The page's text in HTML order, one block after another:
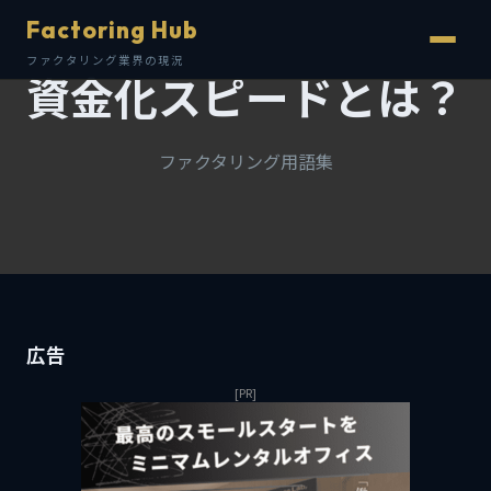
Factoring Hub
ファクタリング業界の現況
資金化スピードとは？
ファクタリング用語集
広告
[PR]